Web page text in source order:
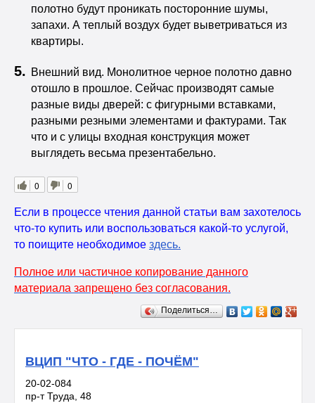
полотно будут проникать посторонние шумы,
запахи. А теплый воздух будет выветриваться из
квартиры.
Внешний вид. Монолитное черное полотно давно
отошло в прошлое. Сейчас производят самые
разные виды дверей: с фигурными вставками,
разными резными элементами и фактурами. Так
что и с улицы входная конструкция может
выглядеть весьма презентабельно.
0 0
Если в процессе чтения данной статьи вам захотелось
что-то купить или воспользоваться какой-то услугой,
то поищите необходимое здесь.
Полное или частичное копирование данного
материала запрещено без согласования.
Поделиться…
ВЦИП "ЧТО - ГДЕ - ПОЧЁМ"
20-02-084
пр-т Труда, 48